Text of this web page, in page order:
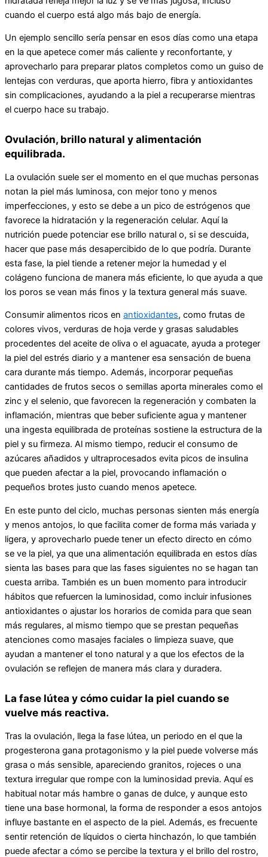
cuando el cuerpo está algo más bajo de energía.
Un ejemplo sencillo sería pensar en esos días como una etapa
en la que apetece comer más caliente y reconfortante, y
aprovecharlo para preparar platos completos como un guiso de
lentejas con verduras, que aporta hierro, fibra y antioxidantes
sin complicaciones, ayudando a la piel a recuperarse mientras
el cuerpo hace su trabajo.
Ovulación, brillo natural y alimentación
equilibrada.
La ovulación suele ser el momento en el que muchas personas
notan la piel más luminosa, con mejor tono y menos
imperfecciones, y esto se debe a un pico de estrógenos que
favorece la hidratación y la regeneración celular. Aquí la
nutrición puede potenciar ese brillo natural o, si se descuida,
hacer que pase más desapercibido de lo que podría. Durante
esta fase, la piel tiende a retener mejor la humedad y el
colágeno funciona de manera más eficiente, lo que ayuda a que
los poros se vean más finos y la textura general más suave.
Consumir alimentos ricos en antioxidantes, como frutas de
colores vivos, verduras de hoja verde y grasas saludables
procedentes del aceite de oliva o el aguacate, ayuda a proteger
la piel del estrés diario y a mantener esa sensación de buena
cara durante más tiempo. Además, incorporar pequeñas
cantidades de frutos secos o semillas aporta minerales como el
zinc y el selenio, que favorecen la regeneración y combaten la
inflamación, mientras que beber suficiente agua y mantener
una ingesta equilibrada de proteínas sostiene la estructura de la
piel y su firmeza. Al mismo tiempo, reducir el consumo de
azúcares añadidos y ultraprocesados evita picos de insulina
que pueden afectar a la piel, provocando inflamación o
pequeños brotes justo cuando menos apetece.
En este punto del ciclo, muchas personas sienten más energía
y menos antojos, lo que facilita comer de forma más variada y
ligera, y aprovecharlo puede tener un efecto directo en cómo
se ve la piel, ya que una alimentación equilibrada en estos días
sienta las bases para que las fases siguientes no se hagan tan
cuesta arriba. También es un buen momento para introducir
hábitos que refuercen la luminosidad, como incluir infusiones
antioxidantes o ajustar los horarios de comida para que sean
más regulares, al mismo tiempo que se prestan pequeñas
atenciones como masajes faciales o limpieza suave, que
ayudan a mantener el tono natural y a que los efectos de la
ovulación se reflejen de manera más clara y duradera.
La fase lútea y cómo cuidar la piel cuando se
vuelve más reactiva.
Tras la ovulación, llega la fase lútea, un periodo en el que la
progesterona gana protagonismo y la piel puede volverse más
grasa o más sensible, apareciendo granitos, rojeces o una
textura irregular que rompe con la luminosidad previa. Aquí es
habitual notar más hambre o ganas de dulce, y aunque esto
tiene una base hormonal, la forma de responder a esos antojos
influye bastante en el aspecto de la piel. Además, es frecuente
sentir retención de líquidos o cierta hinchazón, lo que también
puede afectar a cómo se percibe la textura y el brillo del rostro,